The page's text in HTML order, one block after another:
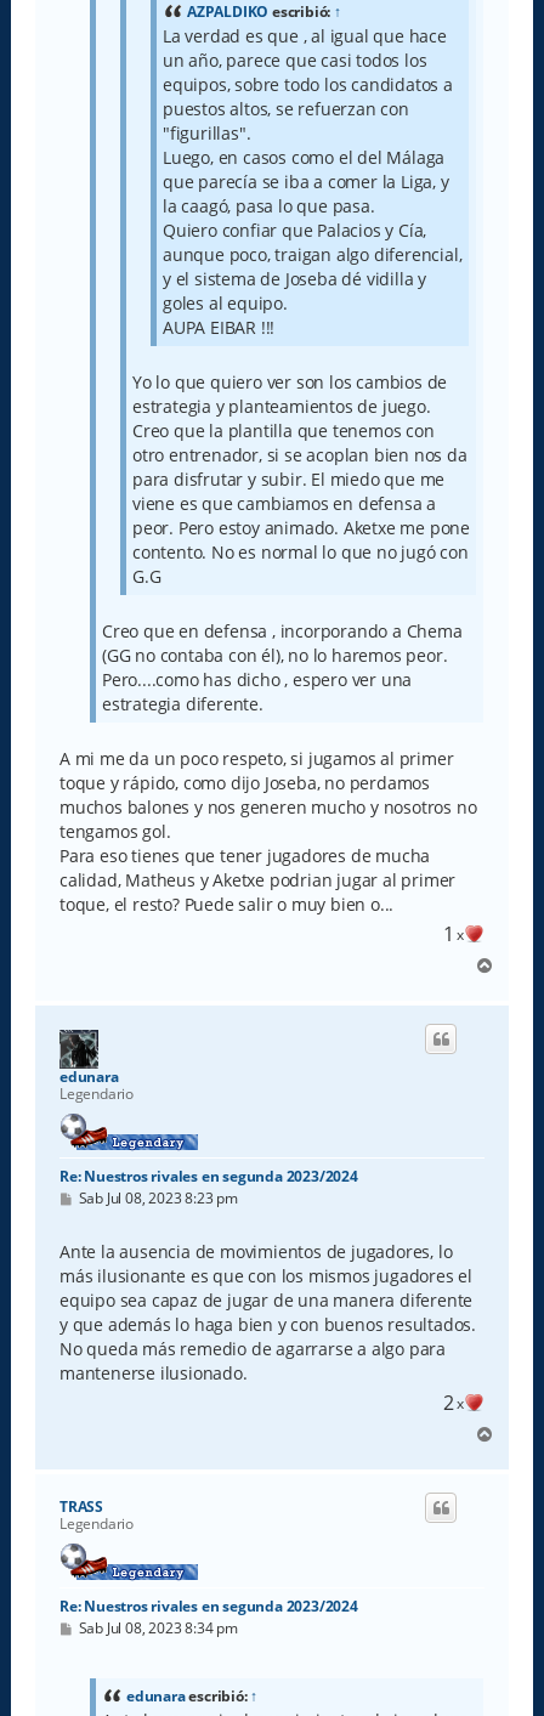
AZPALDIKO escribió: ↑
La verdad es que , al igual que hace
un año, parece que casi todos los
equipos, sobre todo los candidatos a
puestos altos, se refuerzan con
"figurillas".
Luego, en casos como el del Málaga
que parecía se iba a comer la Liga, y
la caagó, pasa lo que pasa.
Quiero confiar que Palacios y Cía,
aunque poco, traigan algo diferencial,
y el sistema de Joseba dé vidilla y
goles al equipo.
AUPA EIBAR !!!
Yo lo que quiero ver son los cambios de
estrategia y planteamientos de juego.
Creo que la plantilla que tenemos con
otro entrenador, si se acoplan bien nos da
para disfrutar y subir. El miedo que me
viene es que cambiamos en defensa a
peor. Pero estoy animado. Aketxe me pone
contento. No es normal lo que no jugó con
G.G
Creo que en defensa , incorporando a Chema
(GG no contaba con él), no lo haremos peor.
Pero....como has dicho , espero ver una
estrategia diferente.
A mi me da un poco respeto, si jugamos al primer
toque y rápido, como dijo Joseba, no perdamos
muchos balones y nos generen mucho y nosotros no
tengamos gol.
Para eso tienes que tener jugadores de mucha
calidad, Matheus y Aketxe podrian jugar al primer
toque, el resto? Puede salir o muy bien o...
1 x
r
edunara
Legendario
Re: Nuestros rivales en segunda 2023/2024
M
s
a
j
e
Sab Jul 08, 2023 8:23 pm
Ante la ausencia de movimientos de jugadores, lo
más ilusionante es que con los mismos jugadores el
equipo sea capaz de jugar de una manera diferente
y que además lo haga bien y con buenos resultados.
No queda más remedio de agarrarse a algo para
mantenerse ilusionado.
2x
r
TRASS
Legendario
Re: Nuestros rivales en segunda 2023/2024
M
Sab Jul 08, 2023 8:34 pm
edunaraescribió:↑